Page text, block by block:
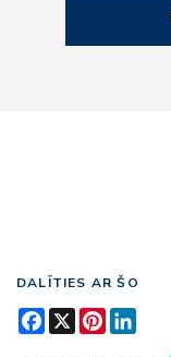
DALĪTIES AR ŠO
Facebook
X Pinterest